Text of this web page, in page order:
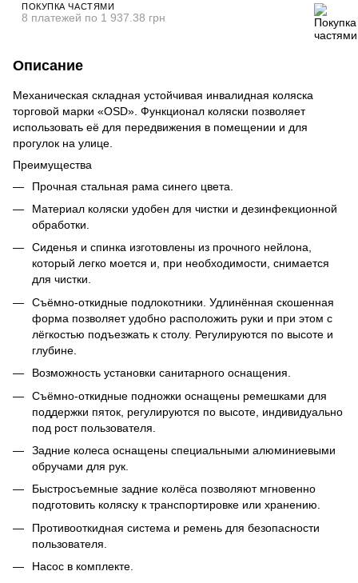
ПОКУПКА ЧАСТЯМИ
8 платежей по 1 937.38 грн
Описание
Механическая складная устойчивая инвалидная коляска
торговой марки «OSD». Функционал коляски позволяет
использовать её для передвижения в помещении и для
прогулок на улице.
Преимущества
Прочная стальная рама синего цвета.
Материал коляски удобен для чистки и дезинфекционной
обработки.
Сиденья и спинка изготовлены из прочного нейлона,
который легко моется и, при необходимости, снимается
для чистки.
Съёмно-откидные подлокотники. Удлинённая скошенная
форма позволяет удобно расположить руки и при этом с
лёгкостью подъезжать к столу. Регулируются по высоте и
глубине.
Возможность установки санитарного оснащения.
Съёмно-откидные подножки оснащены ремешками для
поддержки пяток, регулируются по высоте, индивидуально
под рост пользователя.
Задние колеса оснащены специальными алюминиевыми
обручами для рук.
Быстросъемные задние колёса позволяют мгновенно
подготовить коляску к транспортировке или хранению.
Противооткидная система и ремень для безопасности
пользователя.
Насос в комплекте.